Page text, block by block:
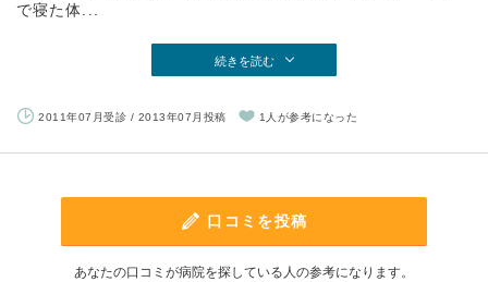
で寝た体...
続きを読む
2011年07月受診 / 2013年07月投稿 1人が参考になった
口コミを投稿
あなたの口コミが病院を探している人の参考になります。